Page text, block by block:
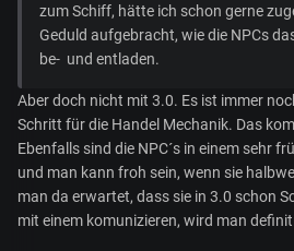
zum Schiff, hätte ich schon gerne
Geduld aufgebracht, wie die NPCs
be- und entladen.
Aber doch nicht mit 3.0. Es ist immer
Schritt für die Handel Mechanik. Das
Ebenfalls sind die NPC´s in einem sehr
und man kann froh sein, wenn sie
man da erwartet, dass sie in 3.0 schon
mit einem komunizieren, wird man